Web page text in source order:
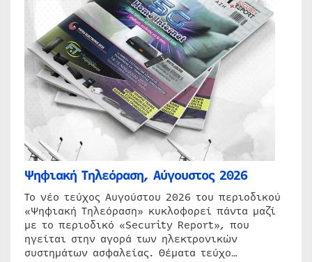
Ψηφιακή Τηλεόραση, Αύγουστος 2026
Το νέο τεύχος Αυγούστου 2026 του περιοδικού
«Ψηφιακή Τηλεόραση» κυκλοφορεί πάντα μαζί
με το περιοδικό «Security Report», που
ηγείται στην αγορά των ηλεκτρονικών
συστημάτων ασφαλείας. Θέματα τεύχο…